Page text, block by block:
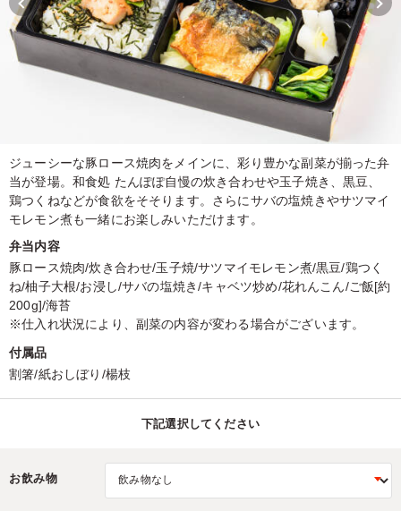
ジューシーな豚ロース焼肉をメインに、彩り豊かな副菜が揃った弁
当が登場。和食処 たんぽぽ自慢の炊き合わせや玉子焼き、黒豆、
鶏つくねなどが食欲をそそります。さらにサバの塩焼きやサツマイ
モレモン煮も一緒にお楽しみいただけます。
弁当内容
豚ロース焼肉/炊き合わせ/玉子焼/サツマイモレモン煮/黒豆/鶏つく
ね/柚子大根/お浸し/サバの塩焼き/キャベツ炒め/花れんこん/ご飯[約
200g]/海苔
※仕入れ状況により、副菜の内容が変わる場合がございます。
付属品
割箸/紙おしぼり/楊枝
下記選択してください
お飲み物